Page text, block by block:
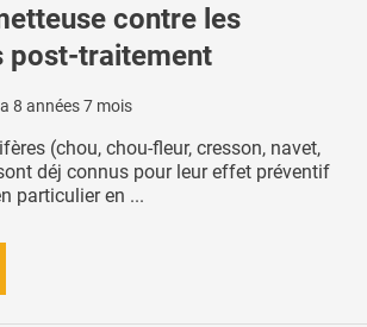
contre les
post-traitement
8 années 7 mois
(chou, chou-fleur, cresson, navet,
déj connus pour leur effet préventif
particulier en ...